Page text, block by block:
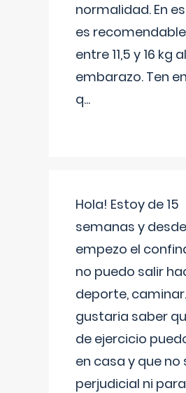
normalidad. En
es
entre 11,5 y 16 kg
embarazo. Ten
q...
Hola! Estoy de 15
semanas y
empezo el
no puedo salir
deporte,
gustaria saber
de ejercicio
en casa y que no
perjudicial ni